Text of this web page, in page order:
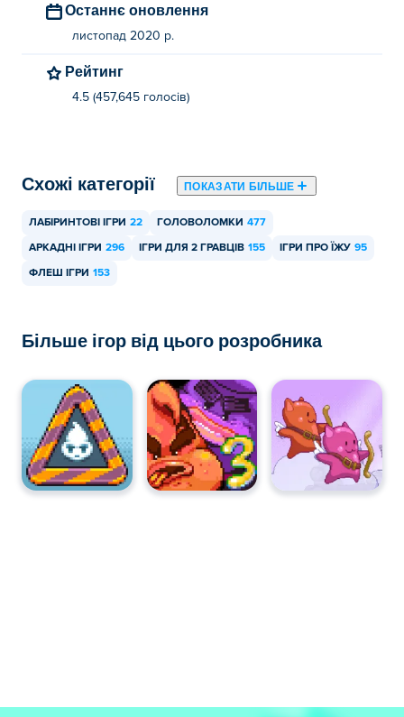
Останнє оновлення
листопад 2020 р.
Рейтинг
4.5 (457,645 голосів)
Схожі категорії ПОКАЗАТИ БІЛЬШЕ
ЛАБІРИНТОВІ ІГРИ 22 ГОЛОВОЛОМКИ 477
АРКАДНІ ІГРИ 296 ІГРИ ДЛЯ 2 ГРАВЦІВ 155 ІГРИ ПРО ЇЖУ 95
ФЛЕШ ІГРИ 153
Більше ігор від цього розробника